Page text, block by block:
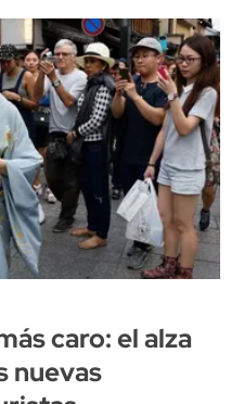
caro: el alza
nuevas